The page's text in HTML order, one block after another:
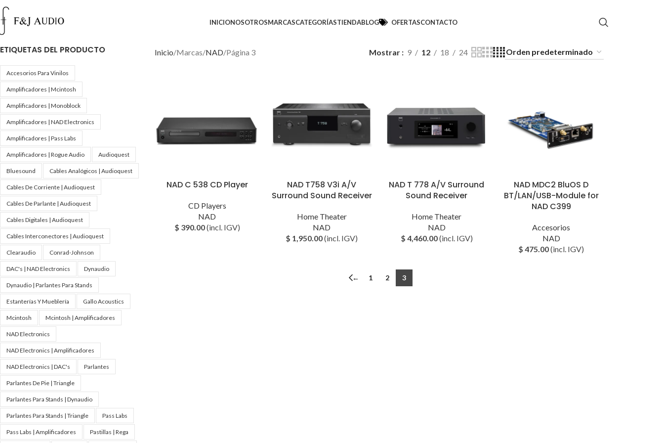
INICIONOSOTROSMARCASCATEGORÍASTIENDABLOG OFERTASCONTACTO
ETIQUETAS DEL PRODUCTO
Accesorios Para Vinilos
Amplificadores | Mcintosh
Amplificadores | Monoblock
Amplificadores | NAD Electronics
Amplificadores | Pass Labs
Amplificadores | Rogue Audio Audioquest
Bluesound Cables Analógicos | Audioquest
Cables De Corriente | Audioquest
Cables De Parlante | Audioquest
Cables Digitales | Audioquest
Cables Interconectores | Audioquest
Clearaudio Conrad-Johnson
DAC's | NAD Electronics Dynaudio
Dynaudio | Parlantes Para Stands
Estanterías Y Mueblería Gallo Acoustics
Mcintosh Mcintosh | Amplificadores
NAD Electronics
NAD Electronics | Amplificadores
NAD Electronics | DAC's Parlantes
Parlantes De Pie | Triangle
Parlantes Para Stands | Dynaudio
Parlantes Para Stands | Triangle Pass Labs
Pass Labs | Amplificadores Pastillas | Rega
Inicio Marcas NAD Página 3 Mostrar 9 12 18 24
NAD C 538 CD Player
CD Players
NAD
$ 390.00(incl. IGV)
NAD T758 V3i A/V
Surround Sound Receiver
Home Theater
NAD
$ 1,950.00(incl. IGV)
NAD T 778 A/V Surround
Sound Receiver
Home Theater
NAD
$ 4,460.00(incl. IGV)
NAD MDC2 BluOS D
BT/LAN/USB-Module for
NAD C399
Accesorios
NAD
$ 475.00(incl. IGV)
← 1 2 3